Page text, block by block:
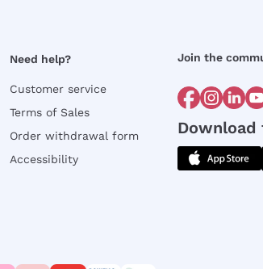
Need help?
Customer service
Terms of Sales
Order withdrawal form
Accessibility
Join the
Download